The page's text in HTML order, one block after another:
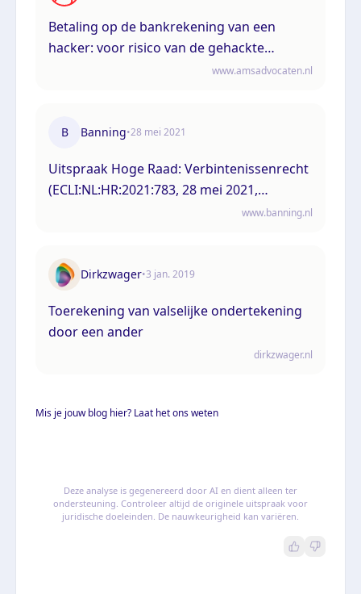
Betaling op de bankrekening van een
hacker: voor risico van de gehackte
schuldeiser of van de betalendewww.amsadvocaten.nl
B Banning•28 mei 2021
Uitspraak Hoge Raad: Verbintenissenrecht
(ECLI:NL:HR:2021:783, 28 mei 2021,
www.banning.nl
Dirkzwager•3 jan. 2019
Toerekening van valselijke ondertekening
door een ander
dirkzwager.nl
Mis je jouw blog hier? Laat het ons weten
Deze analyse is gegenereerd door AI en dient alleen ter
ondersteuning. Controleer altijd de originele uitspraak voor
juridische doeleinden. De nauwkeurigheid kan variëren.